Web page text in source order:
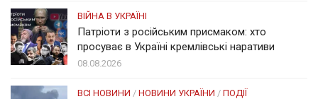
ВІЙНА В УКРАЇНІ
Патріоти з російським присмаком: хто
просуває в Україні кремлівські наративи
08.08.2026
ВСІ НОВИНИ / НОВИНИ УКРАЇНИ / ПОДІЇ